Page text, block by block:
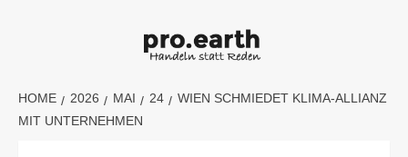
HOME 2026 MAI 24
WIEN SCHMIEDET KLIMA-ALLIANZ
MIT UNTERNEHMEN